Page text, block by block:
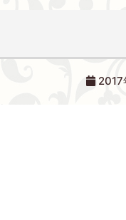
2017